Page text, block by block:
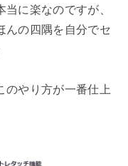
に楽なのですが、
んの四隅を自分でセ
のやり方が一番仕上